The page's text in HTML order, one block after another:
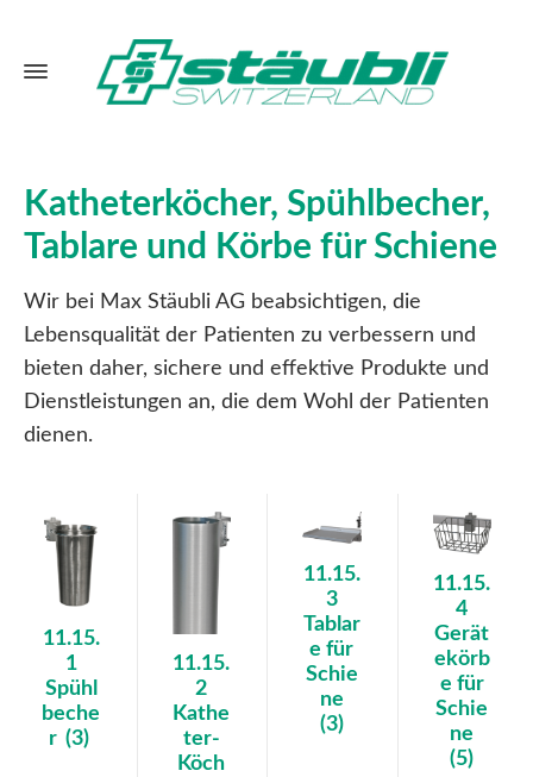
Katheterköcher, Spühlbecher,
Tablare und Körbe für Schiene
Wir bei Max Stäubli AG beabsichtigen, die
Lebensqualität der Patienten zu verbessern und
bieten daher, sichere und effektive Produkte und
Dienstleistungen an, die dem Wohl der Patienten
dienen.
11.15.
1
Spühl
beche
r (3)
11.15.
2
Kathe
ter-
Köch
11.15.
3
Tablar
e für
Schie
ne
(3)
11.15.
4
Gerät
ekörb
e für
Schie
ne
(5)